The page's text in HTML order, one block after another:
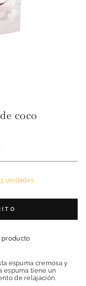
coco
unidades
producto
espuma cremosa y
espuma tiene un
de relajación.